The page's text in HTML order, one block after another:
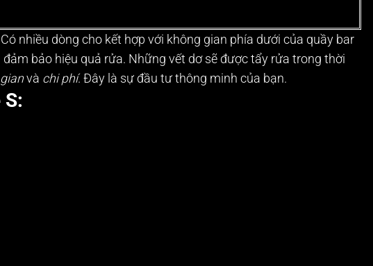
nhiều dòng cho kết hợp với không gian phía dưới của quầy bar
bảo hiệu quả rửa. Những vết dơ sẽ được tẩy rửa trong thời
và chi phí. Đây là sự đầu tư thông minh của bạn.